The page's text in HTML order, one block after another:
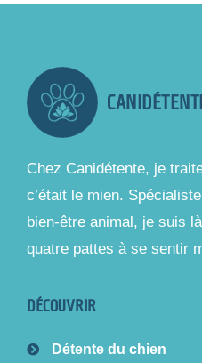
Chez Canidétente, je
c’était le mien.
bien-être animal, je suis
quatre pattes à se sentir
DÉCOUVRIR
Détente du chien